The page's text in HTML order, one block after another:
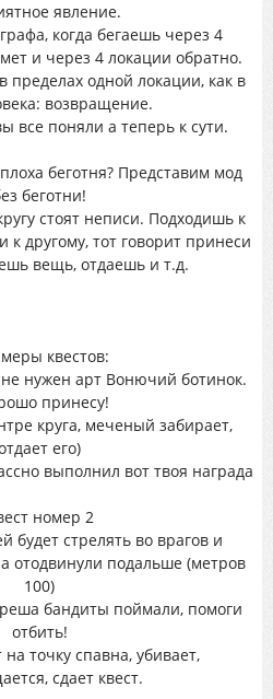
явление.
когда бегаешь через 4
и через 4 локации обратно.
пределах одной локации, как в
возвращение.
все поняли а теперь к сути.
беготня? Представим мод
беготни!
стоят неписи. Подходишь к
к другому, тот говорит принеси
вещь, отдаешь и т.д.
квестов:
нужен арт Вонючий ботинок.
принесу!
круга, меченый забирает,
его)
выполнил вот твоя награда
номер 2
будет стрелять во врагов и
отодвинули подальше (метров
100)
бандиты поймали, помоги
отбить!
точку спавна, убивает,
сдает квест.